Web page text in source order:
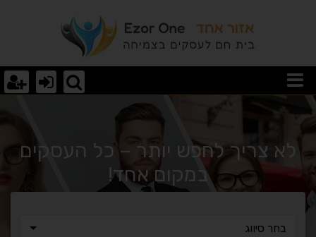
תוצאות חיפוש
לא צריך לחפש יותר – כל העסקים
במקום אחד!
בחר סיווג